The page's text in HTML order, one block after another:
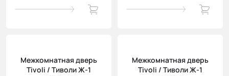
Межкомнатная дверь
Tivoli / Тиволи Ж-1
Межкомнатная дверь
Tivoli / Тиволи Ж-1